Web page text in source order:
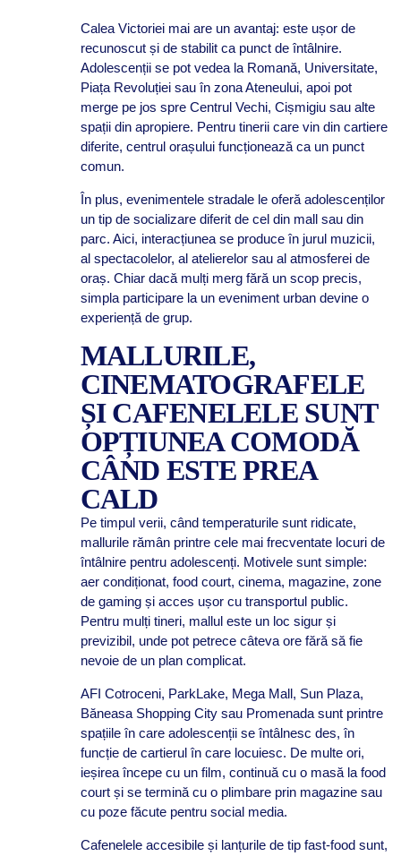
Calea Victoriei mai are un avantaj: este ușor de
recunoscut și de stabilit ca punct de întâlnire.
Adolescenții se pot vedea la Romană, Universitate,
Piața Revoluției sau în zona Ateneului, apoi pot
merge pe jos spre Centrul Vechi, Cișmigiu sau alte
spații din apropiere. Pentru tinerii care vin din cartiere
diferite, centrul orașului funcționează ca un punct
comun.
În plus, evenimentele stradale le oferă adolescenților
un tip de socializare diferit de cel din mall sau din
parc. Aici, interacțiunea se produce în jurul muzicii,
al spectacolelor, al atelierelor sau al atmosferei de
oraș. Chiar dacă mulți merg fără un scop precis,
simpla participare la un eveniment urban devine o
experiență de grup.
MALLURILE,
CINEMATOGRAFELE
ȘI CAFENELELE SUNT
OPȚIUNEA COMODĂ
CÂND ESTE PREA
CALD
Pe timpul verii, când temperaturile sunt ridicate,
mallurile rămân printre cele mai frecventate locuri de
întâlnire pentru adolescenți. Motivele sunt simple:
aer condiționat, food court, cinema, magazine, zone
de gaming și acces ușor cu transportul public.
Pentru mulți tineri, mallul este un loc sigur și
previzibil, unde pot petrece câteva ore fără să fie
nevoie de un plan complicat.
AFI Cotroceni, ParkLake, Mega Mall, Sun Plaza,
Băneasa Shopping City sau Promenada sunt printre
spațiile în care adolescenții se întâlnesc des, în
funcție de cartierul în care locuiesc. De multe ori,
ieșirea începe cu un film, continuă cu o masă la food
court și se termină cu o plimbare prin magazine sau
cu poze făcute pentru social media.
Cafenelele accesibile și lanțurile de tip fast-food sunt,